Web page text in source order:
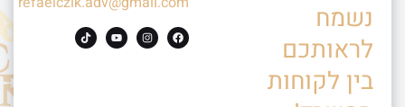
נשמח
לראותכם
בין לקוחות